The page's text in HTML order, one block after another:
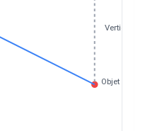
Objet
Verticale